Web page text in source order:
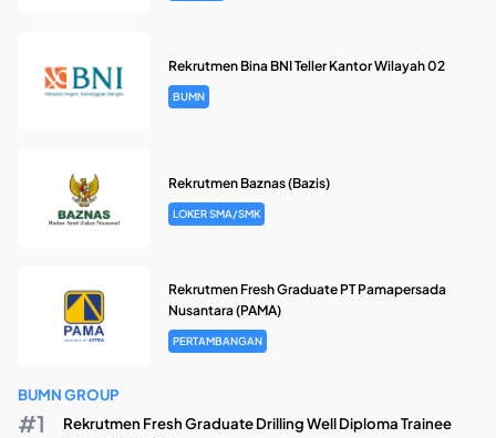
Rekrutmen Bina BNI Teller Kantor Wilayah 02
BUMN
Rekrutmen Baznas (Bazis)
LOKER SMA/SMK
Rekrutmen Fresh Graduate PT Pamapersada
Nusantara (PAMA)
PERTAMBANGAN
BUMN GROUP
Rekrutmen Fresh Graduate Drilling Well Diploma Trainee